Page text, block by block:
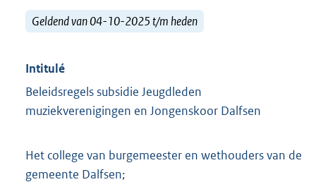
Geldend van 04-10-2025 t/m heden
Intitulé
Beleidsregels subsidie Jeugdleden
muziekverenigingen en Jongenskoor Dalfsen
Het college van burgemeester en wethouders van de
gemeente Dalfsen;